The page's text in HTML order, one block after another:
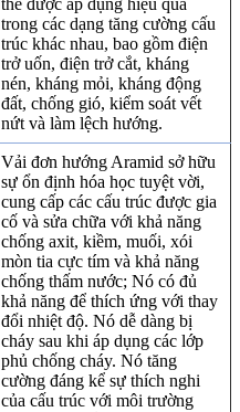
thể được áp dụng hiệu quả
trong các dạng tăng cường cấu
trúc khác nhau, bao gồm điện
trở uốn, điện trở cắt, kháng
nén, kháng mỏi, kháng động
đất, chống gió, kiểm soát vết
nứt và làm lệch hướng.
Vải đơn hướng Aramid sở hữu
sự ổn định hóa học tuyệt vời,
cung cấp các cấu trúc được gia
cố và sửa chữa với khả năng
chống axit, kiềm, muối, xói
mòn tia cực tím và khả năng
chống thấm nước; Nó có đủ
khả năng để thích ứng với thay
đổi nhiệt độ. Nó dễ dàng bị
cháy sau khi áp dụng các lớp
phủ chống cháy. Nó tăng
cường đáng kể sự thích nghi
của cấu trúc với môi trường